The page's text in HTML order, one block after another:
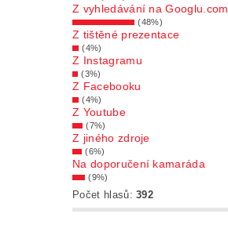
Z vyhledávání na Googlu.com
(48%)
Z tištěné prezentace
(4%)
Z Instagramu
(3%)
Z Facebooku
(4%)
Z Youtube
(7%)
Z jiného zdroje
(6%)
Na doporučení kamaráda
(9%)
Počet hlasů:392